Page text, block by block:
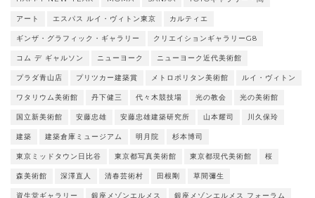
アート エスパス ルイ・ヴィトン東京 カルティエ
ギンザ・グラフィック・ギャラリー クリエイションギャラリーG8
コム デ ギャルソン ニューヨーク ニューヨーク近代美術館
プラダ青山店 プリツカー建築賞 メトロポリタン美術館 ルイ・ヴィトン
ワタリウム美術館 丹下健三 代々木競技場 光の教会 光の美術館
国立新美術館 安藤忠雄 安藤忠雄建築研究所 山本耀司 川久保玲
建築 建築倉庫ミュージアム 明月院 杉本博司
東京ミッドタウン日比谷 東京都写真美術館 東京都現代美術館 桜
森美術館 深澤直人 清春芸術村 田根剛 草間彌生
資生堂ギャラリー 銀座メゾンエルメス 銀座メゾンエルメス フォーラム